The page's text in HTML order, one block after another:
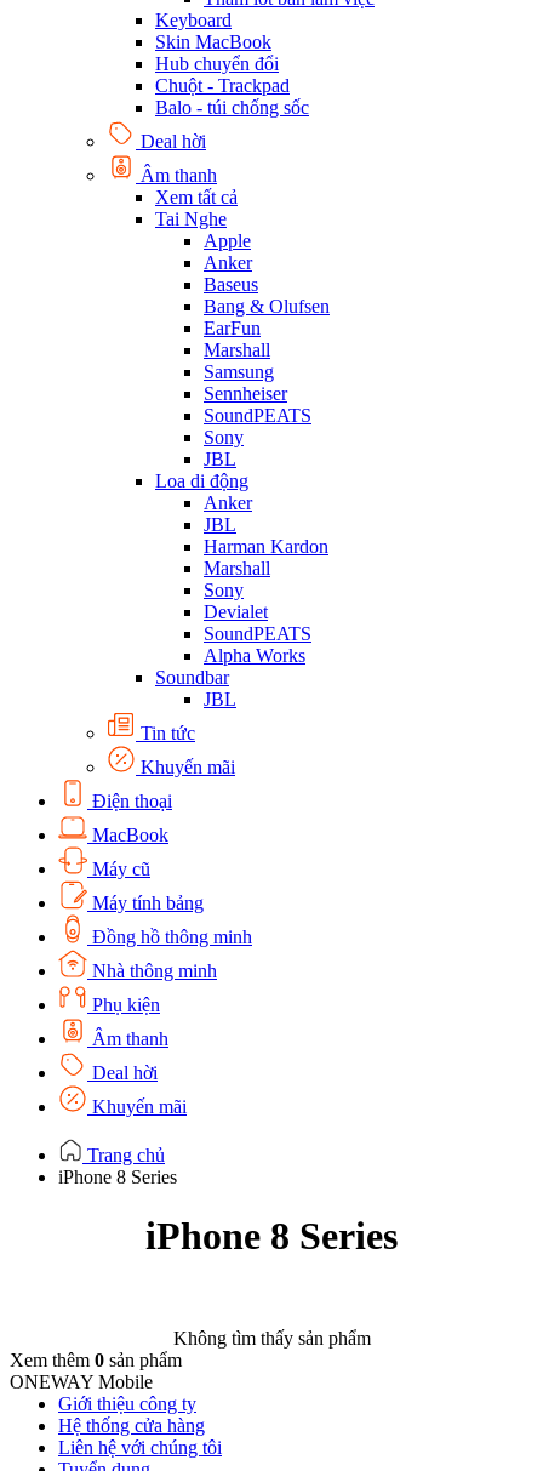
Keyboard
Skin MacBook
Hub chuyển đổi
Chuột - Trackpad
Balo - túi chống sốc
Deal hời
Âm thanh
Xem tất cả
Tai Nghe
Apple
Anker
Baseus
Bang & Olufsen
EarFun
Marshall
Samsung
Sennheiser
SoundPEATS
Sony
JBL
Loa di động
Anker
JBL
Harman Kardon
Marshall
Sony
Devialet
SoundPEATS
Alpha Works
Soundbar
JBL
Tin tức
Khuyến mãi
Điện thoại
MacBook
Máy cũ
Máy tính bảng
Đồng hồ thông minh
Nhà thông minh
Phụ kiện
Âm thanh
Deal hời
Khuyến mãi
Trang chủ
iPhone 8 Series
iPhone 8 Series
Không tìm thấy sản phẩm
Xem thêm 0 sản phẩm
ONEWAY Mobile
Giới thiệu công ty
Hệ thống cửa hàng
Liên hệ với chúng tôi